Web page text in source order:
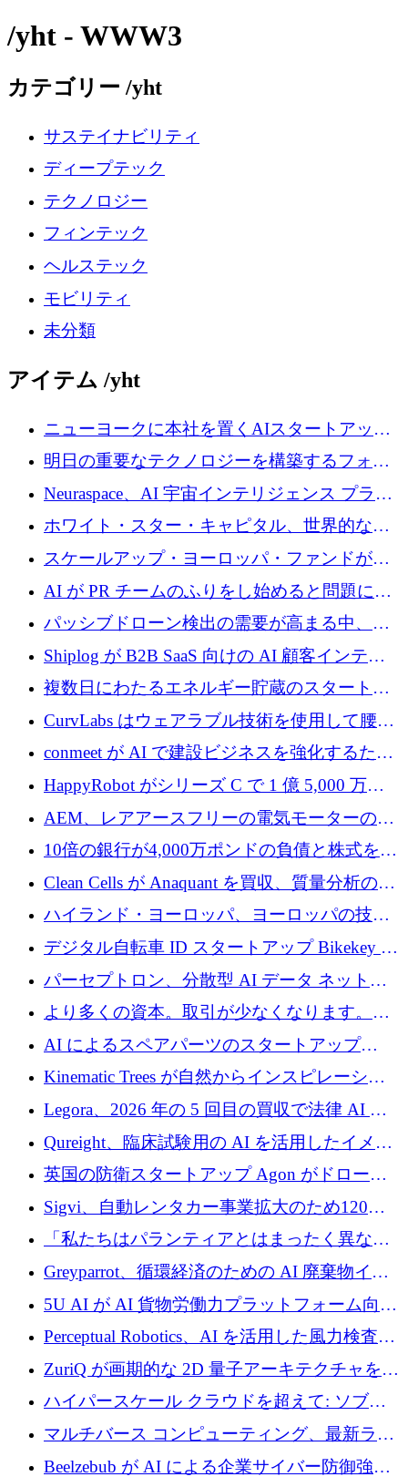
/yht - WWW3
カテゴリー /yht
サステイナビリティ
ディープテック
テクノロジー
フィンテック
ヘルステック
モビリティ
未分類
アイテム /yht
ニューヨークに本社を置くAIスタートアップ
Modal Labsがロンドンオフィスを開設
明日の重要なテクノロジーを構築するフォト
ニクスのスケールアップに対応する
Neuraspace、AI 宇宙インテリジェンス プラッ
トフォームの拡大に 1,560 万ユーロを投資
ホワイト・スター・キャピタル、世界的なス
タートアップをシリーズAからBまで支援する
ために2億5,000万ドルのファンドIVを閉鎖
スケールアップ・ヨーロッパ・ファンドが初
の投資を行い、Iceeyeの10億ユーロのラウンド
を共同主導
AI が PR チームのふりをし始めると問題にな
ります
パッシブドローン検出の需要が高まる中、
Monava が資金調達ラウンドを終了
Shiplog が B2B SaaS 向けの AI 顧客インテリ
ジェンスを構築するために 100 万ドルを調達
複数日にわたるエネルギー貯蔵のスタートア
ップ、Ore Energy が新たな投資ラウンドで
4,300 万ドルを獲得
CurvLabs はウェアラブル技術を使用して腰痛
治療をどのように再考しているか
conmeet が AI で建設ビジネスを強化するため
に 600 万ユーロを調達
HappyRobot がシリーズ C で 1 億 5,000 万ド
ルを獲得し、企業運営向けにエージェント AI
を拡張
AEM、レアアースフリーの電気モーターの革
新を加速するために1,600万ポンドを確保
10倍の銀行が4,000万ポンドの負債と株式を調
達
Clean Cells が Anaquant を買収、質量分析の専
門知識によるバイオ医薬品の品質管理を拡大
ハイランド・ヨーロッパ、ヨーロッパの技術
規模拡大を支援するために11億ユーロのファ
ンドVIを閉鎖
デジタル自転車 ID スタートアップ Bikekey が
TÖNNJES への投資を確保
パーセプトロン、分散型 AI データ ネットワ
ークの構築に 650 万ドルを調達
より多くの資本。取引が少なくなります。
2026 年上半期がヨーロッパのテクノロジーに
ついて語ること
AI によるスペアパーツのスタートアップ
Intropy が 1,100 万ドルを調達
Kinematic Trees が自然からインスピレーショ
ンを得たロボット ソフトウェアを拡張するた
めに 58 万 5,000 ポンドを調達
Legora、2026 年の 5 回目の買収で法律 AI ス
タートアップ Wexler を買収
Qureight、臨床試験用の AI を活用したイメー
ジング プラットフォームを拡張するためにシ
リーズ B で 2,000 万ドルを確保
英国の防衛スタートアップ Agon がドローン
攻撃に対抗する仮想戦場を構築、3,000 万ドル
を調達
Sigvi、自動レンタカー事業拡大のため120万
ユーロを調達
「私たちはパランティアとはまったく異なる
会社です」とフランス人の「控えめな」後任
者は言う
Greyparrot、循環経済のための AI 廃棄物イン
テリジェンスを拡張するためにシリーズ B で
2,700 万ドルを確保
5U AI が AI 貨物労働力プラットフォーム向け
に 320 万ドルのプレシードを獲得
Perceptual Robotics、AI を活用した風力検査の
規模拡大に向けて 400 万ポンド以上を確保
ZuriQ が画期的な 2D 量子アーキテクチャを拡
張するために 2,550 万ドルを調達
ハイパースケール クラウドを超えて: ソブリ
ン コンピューティングに対する DFINITY の
ビジョン
マルチバース コンピューティング、最新ラウ
ンドで最大 5 億 7,000 万ドルを目標
Beelzebub が AI による企業サイバー防御強化